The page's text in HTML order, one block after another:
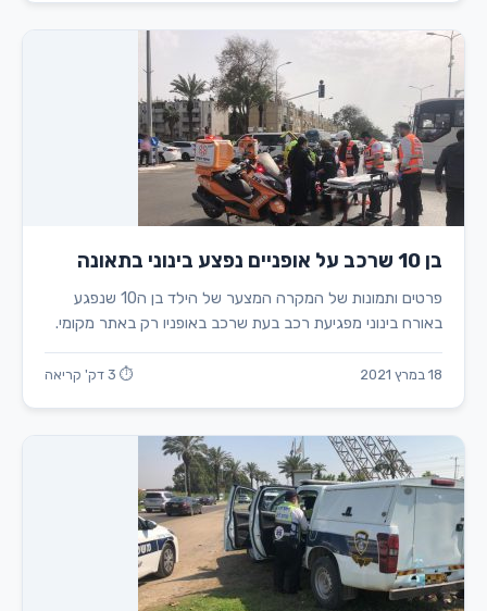
בן 10 שרכב על אופניים נפצע בינוני בתאונה
פרטים ותמונות של המקרה המצער של הילד בן ה10 שנפגע
באורח בינוני מפגיעת רכב בעת שרכב באופניו רק באתר מקומי.
18 במרץ 2021 ⏱ 3 דק' קריאה